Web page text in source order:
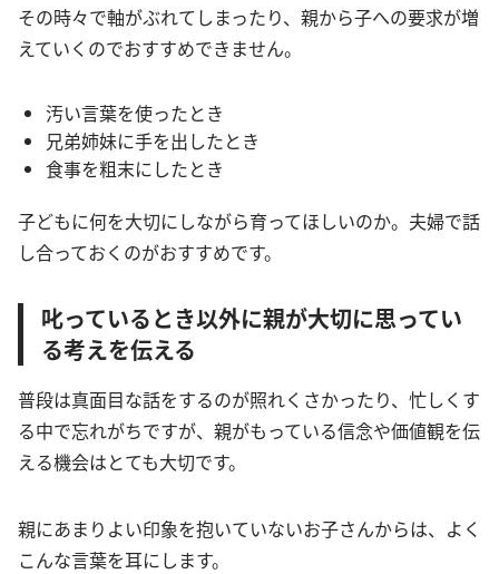
その時々で軸がぶれてしまったり、親から子への要求が増
えていくのでおすすめできません。
汚い言葉を使ったとき
兄弟姉妹に手を出したとき
食事を粗末にしたとき
子どもに何を大切にしながら育ってほしいのか。夫婦で話
し合っておくのがおすすめです。
叱っているとき以外に親が大切に思ってい
る考えを伝える
普段は真面目な話をするのが照れくさかったり、忙しくす
る中で忘れがちですが、親がもっている信念や価値観を伝
える機会はとても大切です。
親にあまりよい印象を抱いていないお子さんからは、よく
こんな言葉を耳にします。